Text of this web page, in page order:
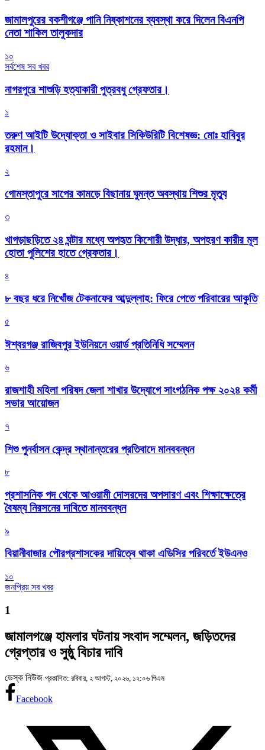
জামালপুরের বকশীগঞ্জে পানি নিষ্কাশনের ব্যবস্থা করে দিলেন বিএনপি
নেতা শাকিল তালুকদার
১০
সর্বশেষ সব খবর
নাগরপুরে শাশুড়ি হত্যাকারী পুত্রবধু গ্রেফতার।
১
তরুণ আইটি উদ্যোক্তা ও সাইবার সিকিউরিটি বিশেষজ্ঞ: মোঃ হাবিবুর
রহমান।
২
গোমস্তাপুরে সাপের কামড়ে বিছানায় ঘুমন্ত অবস্থায় শিশুর মৃত্যু
৩
খাগড়াছড়িতে ২৪ ঘন্টার মধ্যে অপহৃত কিশোরী উদ্ধার, অপহরণ কারীর মূল
হোতা পুলিশের হাতে গ্রেফতার।
৪
৮ বছর ধরে নিখোঁজ টেকনাফের আব্দুল্লাহ: ফিরে পেতে পরিবারের আকুতি
৫
ঈশ্বরগঞ্জ রাজিবপুর ইউনিয়নে ওয়ার্ড প্রতিনিধি সম্মেলন
৬
রাজশাহী মহিলা পরিষদ জেলা শাখার উদ্যোগে সাংগঠনিক পক্ষ ২০২৪ কর্মী
সভার আয়োজন
৭
শিশু পুনর্বাসন কেন্দ্র স্থানান্তরের প্রতিবাদে মানববন্ধন
৮
প্রশাসনিক পদ থেকে আওয়ামী দোসরদের অপসারণ এবং শিক্ষাক্ষেত্রে
বৈষম্য নিরসনের দাবিতে মানববন্ধন
৯
বিয়ানীবাজার পৌরপ্রশাসকের দায়িত্বে থাকা এডিসির পরিবর্তে ইউএনও
১০
জনপ্রিয় সব খবর
1
জামালগঞ্জে হামলার ঘটনায় সংবাদ সম্মেলন, জড়িতদের
গ্রেপ্তার ও সুষ্ঠু বিচার দাবি
ডেস্ক নিউজ প্রকাশিত: রবিবার, ২ আগস্ট, ২০২৬, ১২:০৬ পিএম
Facebook